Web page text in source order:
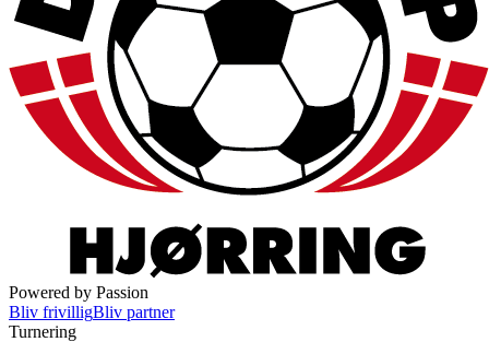
Powered by Passion
Bliv frivilligBliv partner
Turnering